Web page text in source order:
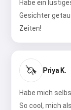
Habe ein
Gesichter
Zeiten!
🦄 Priya K.
Habe mich
So cool, mich